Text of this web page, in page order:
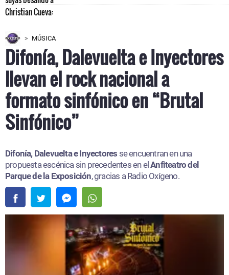
MÚSICA
Difonía, Dalevuelta e Inyectores
llevan el rock nacional a
formato sinfónico en “Brutal
Sinfónico”
Difonía, Dalevuelta e Inyectores se encuentran en una
propuesta escénica sin precedentes en elAnfiteatro del
Parque de la Exposición, gracias a Radio Oxígeno.